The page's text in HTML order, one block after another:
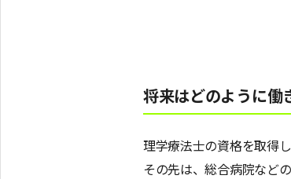
将来はどのように働
理学療法士の資格を取得
その先は、総合病院など